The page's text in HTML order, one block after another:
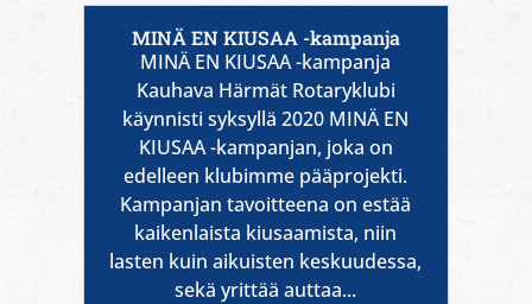
MINÄ EN KIUSAA -kampanja
MINÄ EN KIUSAA -kampanja
Kauhava Härmät Rotaryklubi
käynnisti syksyllä 2020 MINÄ EN
KIUSAA -kampanjan, joka on
edelleen klubimme pääprojekti.
Kampanjan tavoitteena on estää
kaikenlaista kiusaamista, niin
lasten kuin aikuisten keskuudessa,
sekä yrittää auttaa...